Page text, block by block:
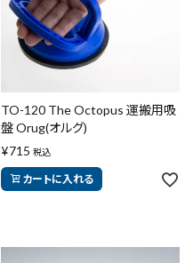
TO-120 The Octopus 運搬用吸
盤 Orug(オルグ)
¥715 税込
カートに入れる